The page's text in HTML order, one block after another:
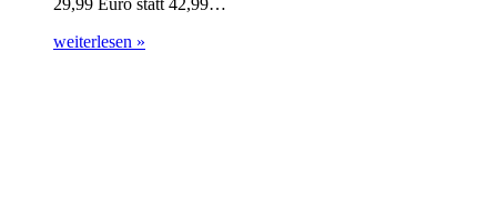
weiterlesen »